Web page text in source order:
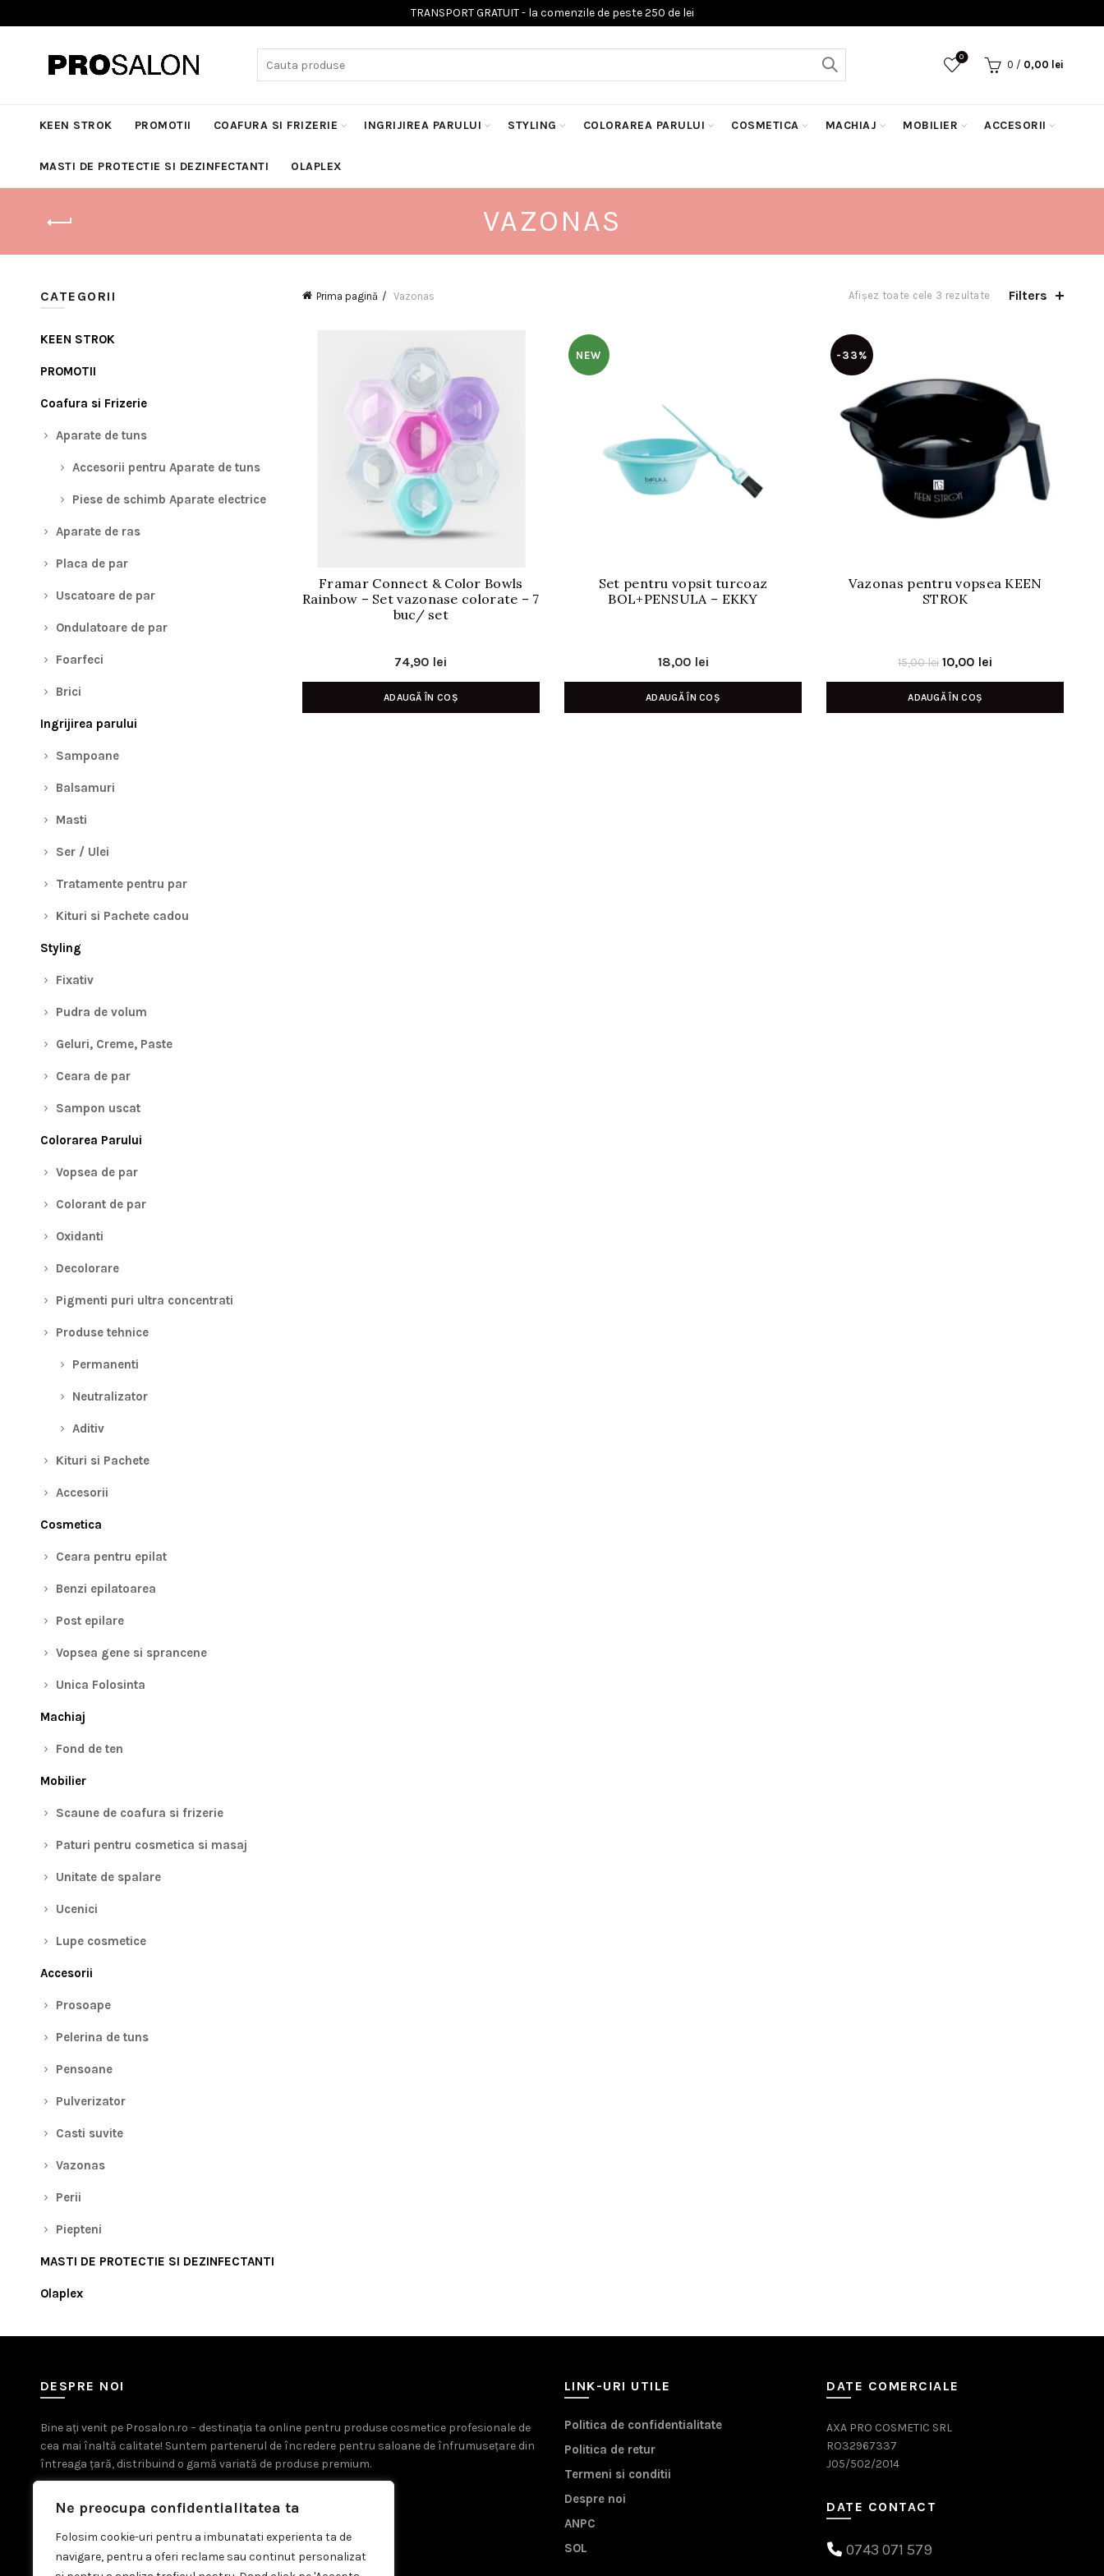
Ne preocupa confidentialitatea ta
Folosim cookie-uri pentru a imbunatati experienta ta de
navigare, pentru a oferi reclame sau continut personalizat
0
0 / 0,00 lei
KEEN STROK PROMOTII COAFURA SI FRIZERIE INGRIJIREA PARULUI STYLING COLORAREA PARULUI COSMETICA MACHIAJ MOBILIER ACCESORII
MASTI DE PROTECTIE SI DEZINFECTANTI OLAPLEX
VAZONAS
Prima pagină Vazonas Afișez toate cele 3 rezultate Filters
Framar Connect & Color Bowls
Rainbow – Set vazonase colorate – 7
buc/ set
74,90 lei
ADAUGĂ ÎN COȘ
NEW
Set pentru vopsit turcoaz
BOL+PENSULA – EKKY
18,00 lei
ADAUGĂ ÎN COȘ
-33%
Vazonas pentru vopsea KEEN
STROK
15,00lei Prețul
inițial
a
10,00 lei
curent
ADAUGĂ ÎN COȘ
CATEGORII
KEEN STROK
PROMOTII
Coafura si Frizerie
Aparate de tuns
Accesorii pentru Aparate de tuns
Piese de schimb Aparate electrice
Aparate de ras
Placa de par
Uscatoare de par
Ondulatoare de par
Foarfeci
Brici
Ingrijirea parului
Sampoane
Balsamuri
Masti
Ser / Ulei
Tratamente pentru par
Kituri si Pachete cadou
Styling
Fixativ
Pudra de volum
Geluri, Creme, Paste
Ceara de par
Sampon uscat
Colorarea Parului
Vopsea de par
Colorant de par
Oxidanti
Decolorare
Pigmenti puri ultra concentrati
Produse tehnice
Permanenti
Neutralizator
Aditiv
Kituri si Pachete
Accesorii
Cosmetica
Ceara pentru epilat
Benzi epilatoarea
Post epilare
Vopsea gene si sprancene
Unica Folosinta
Machiaj
Fond de ten
Mobilier
Scaune de coafura si frizerie
Paturi pentru cosmetica si masaj
Unitate de spalare
Ucenici
Lupe cosmetice
Accesorii
Prosoape
Pelerina de tuns
Pensoane
Pulverizator
Casti suvite
Vazonas
Perii
Piepteni
MASTI DE PROTECTIE SI DEZINFECTANTI
Olaplex
DESPRE NOI
Bine ați venit pe Prosalon.ro – destinația ta online pentru produse cosmetice profesionale de
cea mai înaltă calitate! Suntem partenerul de încredere pentru saloane de înfrumusețare din
întreaga țară, distribuind o gamă variată de produse premium.
LINK-URI UTILE
Politica de confidentialitate
Politica de retur
Termeni si conditii
Despre noi
ANPC
SOL
DATE COMERCIALE
AXA PRO COSMETIC SRL
RO32967337
J05/502/2014
DATE CONTACT
0743 071 579